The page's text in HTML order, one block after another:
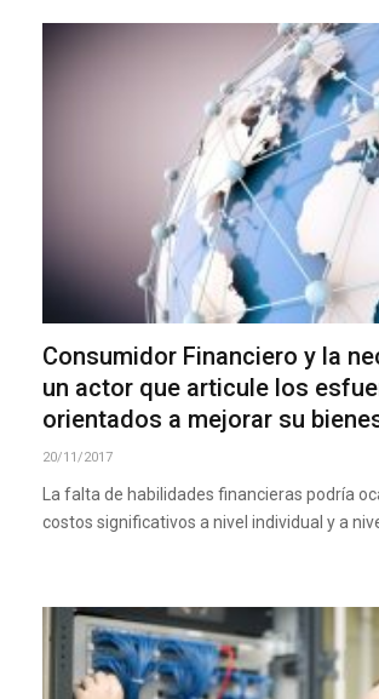
Consumidor Financiero y la
un actor que articule los
orientados a mejorar su
20/11/2017
La falta de habilidades financieras podría
costos significativos a nivel individual y a